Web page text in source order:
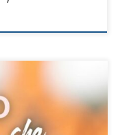
Roberto e Adriana ci